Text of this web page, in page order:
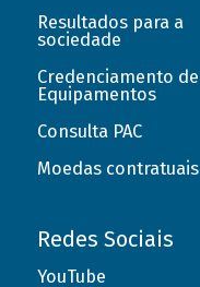
Resultados para a
sociedade
Credenciamento de
Equipamentos
Consulta PAC
Moedas contratuais
Redes Sociais
YouTube